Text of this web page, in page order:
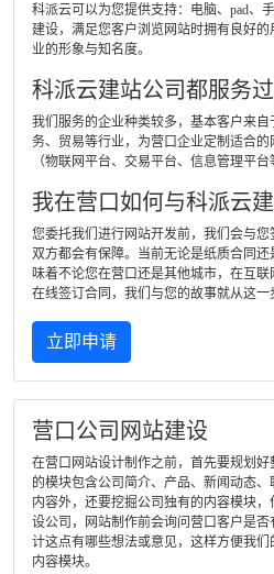
科派云可以为您提供支持：电脑、pad、
建设，满足您客户浏览网站时拥有良好
业的形象与知名度。
科派云建站公司都服务过
我们服务的企业种类较多，基本客户来
务、贸易等行业，为营口企业定制适合
（物联网平台、交易平台、信息管理平台
我在营口如何与科派云
您委托我们进行网站开发前，我们会与
双方都会有保障。当前无论是纸质合同
味着不论您在营口还是其他城市，在互联
在线签订合同，我们与您的故事就从这一
立即申请
营口公司网站建设
在营口网站设计制作之前，首先要规划
的模块包含公司简介、产品、新闻动态
内容外，还要挖掘公司独有的内容模块
设公司，网站制作前会询问营口客户是
计这点有哪些想法或意见，这样方便我
内容模块。